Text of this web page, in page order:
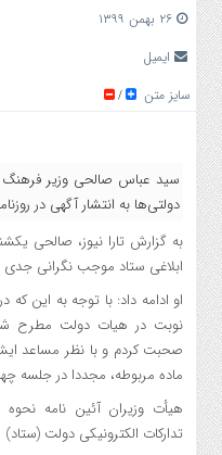
۲۶ بهمن ۱۳۹۹
ایمیل
سایز متن
/
سید عباس صالحی وزیر فرهنگ و
دولتی‌ها به انتشار آگهی در
به گزارش تارا نیوز، صالحی
ابلاغی ستاد موجب نگرانی جدی
او ادامه داد: با توجه به این
نوبت در هیات دولت مطرح
صحبت کردم و با نظر مساعد
ماده مربوطه، مجددا در جلسه
هیأت وزیران آئین نامه نحوه
تدارکات الکترونیکی دولت